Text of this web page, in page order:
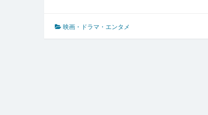
イ
ル
映画・ドラマ・エンタメ